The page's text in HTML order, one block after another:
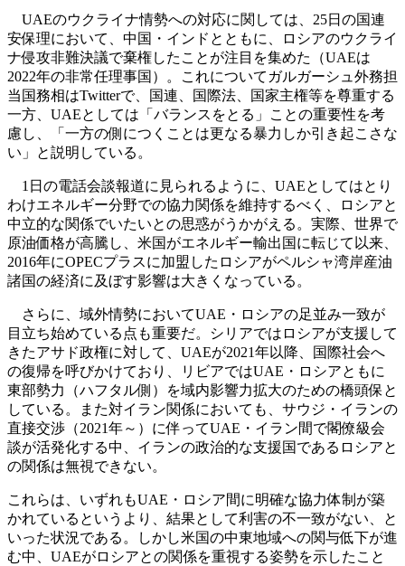
UAEのウクライナ情勢への対応に関しては、25日の国連
安保理において、中国・インドとともに、ロシアのウクライ
ナ侵攻非難決議で棄権したことが注目を集めた（UAEは
2022年の非常任理事国）。これについてガルガーシュ外務担
当国務相はTwitterで、国連、国際法、国家主権等を尊重する
一方、UAEとしては「バランスをとる」ことの重要性を考
慮し、「一方の側につくことは更なる暴力しか引き起こさな
い」と説明している。
1日の電話会談報道に見られるように、UAEとしてはとり
わけエネルギー分野での協力関係を維持するべく、ロシアと
中立的な関係でいたいとの思惑がうかがえる。実際、世界で
原油価格が高騰し、米国がエネルギー輸出国に転じて以来、
2016年にOPECプラスに加盟したロシアがペルシャ湾岸産油
諸国の経済に及ぼす影響は大きくなっている。
さらに、域外情勢においてUAE・ロシアの足並み一致が
目立ち始めている点も重要だ。シリアではロシアが支援して
きたアサド政権に対して、UAEが2021年以降、国際社会へ
の復帰を呼びかけており、リビアではUAE・ロシアともに
東部勢力（ハフタル側）を域内影響力拡大のための橋頭保と
している。また対イラン関係においても、サウジ・イランの
直接交渉（2021年～）に伴ってUAE・イラン間で閣僚級会
談が活発化する中、イランの政治的な支援国であるロシアと
の関係は無視できない。
これらは、いずれもUAE・ロシア間に明確な協力体制が築
かれているというより、結果として利害の不一致がない、と
いった状況である。しかし米国の中東地域への関与低下が進
む中、UAEがロシアとの関係を重視する姿勢を示したこと